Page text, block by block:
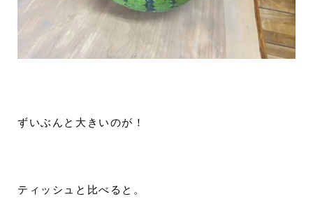
ずいぶんと大きいのが！
ティッシュと比べると。